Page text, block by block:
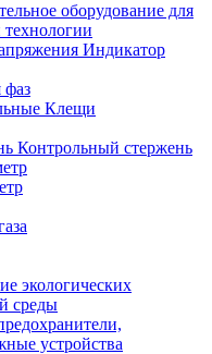
оборудование для
Индикатор
фаз
Клещи
Контрольный стержень
экологических
среды
устройства